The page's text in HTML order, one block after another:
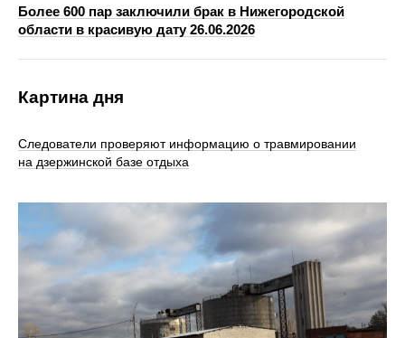
Более 600 пар заключили брак в Нижегородской
области в красивую дату 26.06.2026
Картина дня
Следователи проверяют информацию о травмировании
на дзержинской базе отдыха